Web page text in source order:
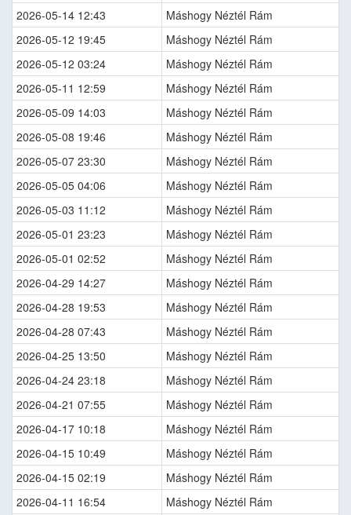
2026-05-14 12:43
Máshogy Néztél Rám
2026-05-12 19:45
Máshogy Néztél Rám
2026-05-12 03:24
Máshogy Néztél Rám
2026-05-11 12:59
Máshogy Néztél Rám
2026-05-09 14:03
Máshogy Néztél Rám
2026-05-08 19:46
Máshogy Néztél Rám
2026-05-07 23:30
Máshogy Néztél Rám
2026-05-05 04:06
Máshogy Néztél Rám
2026-05-03 11:12
Máshogy Néztél Rám
2026-05-01 23:23
Máshogy Néztél Rám
2026-05-01 02:52
Máshogy Néztél Rám
2026-04-29 14:27
Máshogy Néztél Rám
2026-04-28 19:53
Máshogy Néztél Rám
2026-04-28 07:43
Máshogy Néztél Rám
2026-04-25 13:50
Máshogy Néztél Rám
2026-04-24 23:18
Máshogy Néztél Rám
2026-04-21 07:55
Máshogy Néztél Rám
2026-04-17 10:18
Máshogy Néztél Rám
2026-04-15 10:49
Máshogy Néztél Rám
2026-04-15 02:19
Máshogy Néztél Rám
2026-04-11 16:54
Máshogy Néztél Rám